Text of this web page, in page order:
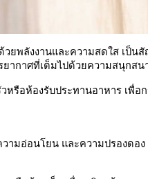
วยพลังงานและความสดใส เป็
ยากาศที่เต็มไปด้วยความสนุกสน
หรือห้องรับประทานอาหาร เพื่อ
ามอ่อนโยน และความปรองดอ